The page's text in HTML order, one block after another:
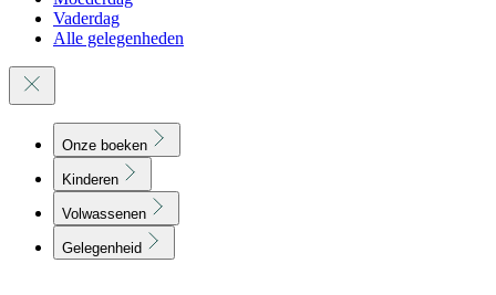
Vaderdag
Alle gelegenheden
Onze boeken
Kinderen
Volwassenen
Gelegenheid